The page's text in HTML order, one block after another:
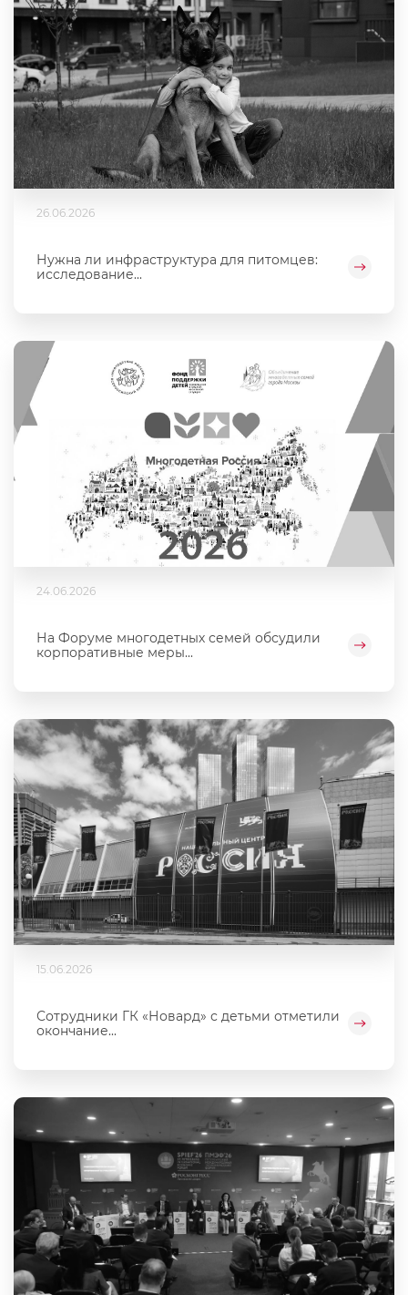
26.06.2026
Нужна ли инфраструктура для питомцев:
исследование...
24.06.2026
На Форуме многодетных семей обсудили
корпоративные меры...
15.06.2026
Сотрудники ГК «Новард» с детьми отметили
окончание...